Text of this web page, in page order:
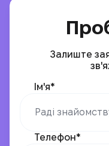
Залиште
Ім'я*
Телефон*